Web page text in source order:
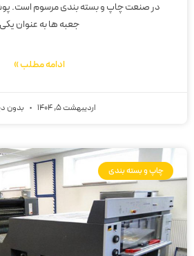
در صنعت چاپ و بسته بندی مرسوم است.
جعبه ها به عنوان یکی
ادامه مطلب »
اردیبهشت 5, 1404 بدون
چاپ و بسته بندی